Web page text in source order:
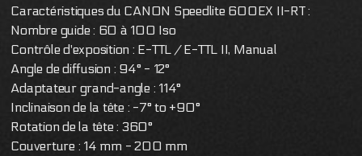
Caractéristiques du CANON Speedlite 600EX II-RT :
Nombre guide : 60 à 100 Iso
Contrôle d'exposition : E-TTL / E-TTL II, Manual
Angle de diffusion : 94° - 12°
Adaptateur grand-angle : 114°
Inclinaison de la tête : -7° to +90°
Rotation de la tête : 360°
Couverture : 14 mm - 200 mm